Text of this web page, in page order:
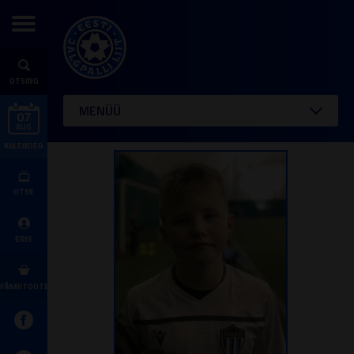
OTSING
OTSE
ERIS
FÄNNITOOTED
MENÜÜ